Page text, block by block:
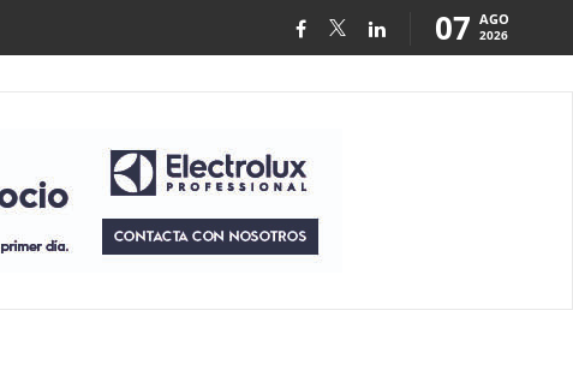
07 AGO
2026